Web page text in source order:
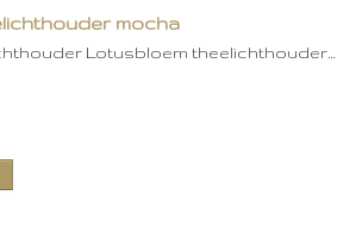
mocha
Lotusbloem theelichthouder…